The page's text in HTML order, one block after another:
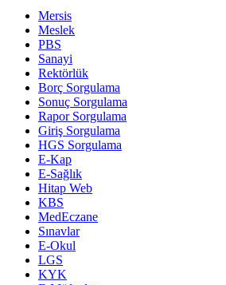
Mersis
Meslek
PBS
Sanayi
Rektörlük
Borç Sorgulama
Sonuç Sorgulama
Rapor Sorgulama
Giriş Sorgulama
HGS Sorgulama
E-Kap
E-Sağlık
Hitap Web
KBS
MedEczane
Sınavlar
E-Okul
LGS
KYK